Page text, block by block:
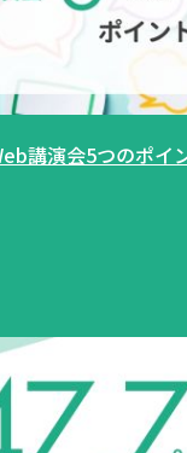
講演会5つのポイ